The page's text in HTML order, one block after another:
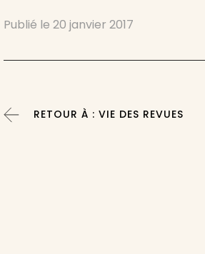
Publié le 20 janvier 2017
RETOUR À : VIE DES REVUES